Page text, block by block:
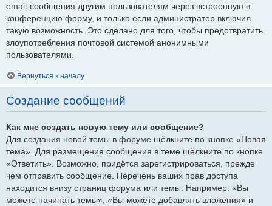
email-сообщения другим пользователям через встроенную в
конференцию форму, и только если администратор включил
такую возможность. Это сделано для того, чтобы предотвратить
злоупотребления почтовой системой анонимными
пользователями.
Вернуться к началу
Создание сообщений
Как мне создать новую тему или сообщение?
Для создания новой темы в форуме щёлкните по кнопке «Новая
тема». Для размещения сообщения в теме щёлкните по кнопке
«Ответить». Возможно, придётся зарегистрироваться, прежде
чем отправить сообщение. Перечень ваших прав доступа
находится внизу страниц форума или темы. Например: «Вы
можете начинать темы», «Вы можете добавлять вложения» и